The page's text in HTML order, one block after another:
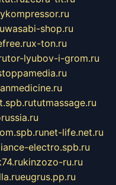
wasabi-shop.ru
x-ton.ru
tor-lyubov-i-grom.ru
tutmassage.ru
net-life.net.ru
electro.spb.ru
kinzozo-ru.ru
eugrus.pp.ru